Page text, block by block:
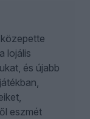
lojális
és újabb
eszmét